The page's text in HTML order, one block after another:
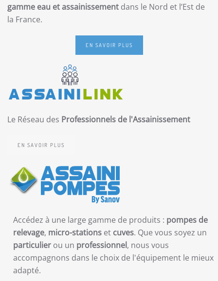
gamme eau et assainissement dans le Nord et l’Est de
la France.
EN SAVOIR PLUS
Le Réseau des Professionnels de l'Assainissement
EN SAVOIR PLUS
Accédez à une large gamme de produits : pompes de
relevage, micro-stations et cuves. Que vous soyez un
particulier ou un professionnel, nous vous
accompagnons dans le choix de l'équipement le mieux
adapté.